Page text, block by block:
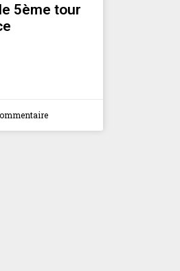
5ème tour